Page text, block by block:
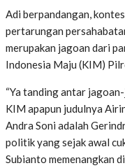
Adi berpandangan,
pertarungan
merupakan jagoan dari
Indonesia Maju (KIM)
“Ya tanding antar
KIM apapun judulnya
Andra Soni adalah
politik yang sejak awal
Subianto memenangkan